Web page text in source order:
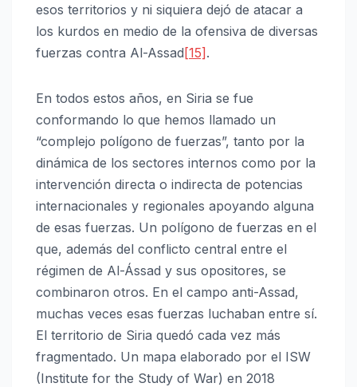
esos territorios y ni siquiera dejó de atacar a
los kurdos en medio de la ofensiva de diversas
fuerzas contra Al-Assad[15].
En todos estos años, en Siria se fue
conformando lo que hemos llamado un
“complejo polígono de fuerzas”, tanto por la
dinámica de los sectores internos como por la
intervención directa o indirecta de potencias
internacionales y regionales apoyando alguna
de esas fuerzas. Un polígono de fuerzas en el
que, además del conflicto central entre el
régimen de Al-Ássad y sus opositores, se
combinaron otros. En el campo anti-Assad,
muchas veces esas fuerzas luchaban entre sí.
El territorio de Siria quedó cada vez más
fragmentado. Un mapa elaborado por el ISW
(Institute for the Study of War) en 2018